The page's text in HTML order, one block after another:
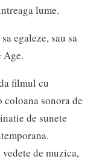
lume.
egaleze, sau sa
Age.
filmul cu
coloana sonora de
de sunete
de muzica,